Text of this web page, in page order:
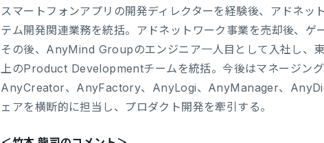
スマートフォンアプリの開発ディレクターを経験後、アドネッ
テム開発関連業務を統括。アドネットワーク事業を売却後、ゲ
その後、AnyMind Groupのエンジニア一人目として入社し、
上のProduct Developmentチームを統括。今後はマネージング
AnyCreator、AnyFactory、AnyLogi、AnyManager、
ェアを横断的に担当し、プロダクト開発を牽引する。